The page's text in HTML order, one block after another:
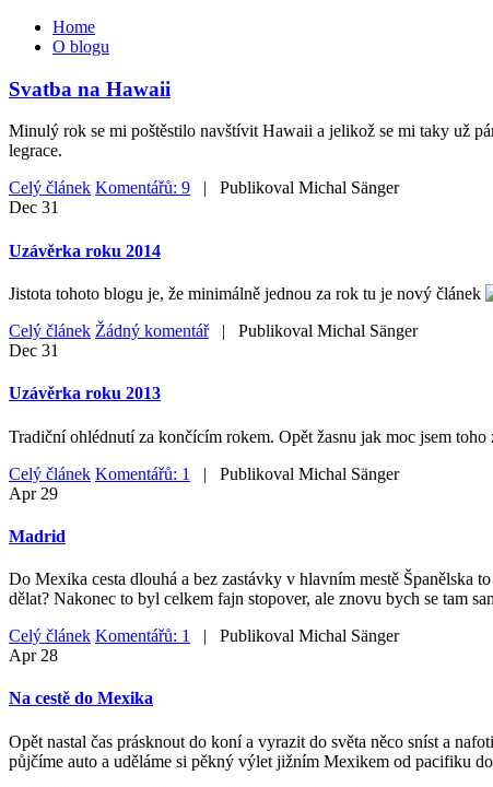
Home
O blogu
Svatba na Hawaii
Minulý rok se mi poštěstilo navštívit Hawaii a jelikož se mi taky už
legrace.
Celý článek Komentářů: 9 | Publikoval Michal Sänger
Dec 31
Uzávěrka roku 2014
Jistota tohoto blogu je, že minimálně jednou za rok tu je nový článek
Celý článek Žádný komentář| Publikoval Michal Sänger
Dec 31
Uzávěrka roku 2013
Tradiční ohlédnutí za končícím rokem. Opět žasnu jak moc jsem
Celý článek Komentářů: 1 | Publikoval Michal Sänger
Apr 29
Madrid
Do Mexika cesta dlouhá a bez zastávky v hlavním mestě Španělska
dělat? Nakonec to byl celkem fajn stopover, ale znovu bych se tam
Celý článek Komentářů: 1 | Publikoval Michal Sänger
Apr 28
Na cestě do Mexika
Opět nastal čas prásknout do koní a vyrazit do světa něco sníst a
půjčíme auto a uděláme si pěkný výlet jižním Mexikem od pacifiku